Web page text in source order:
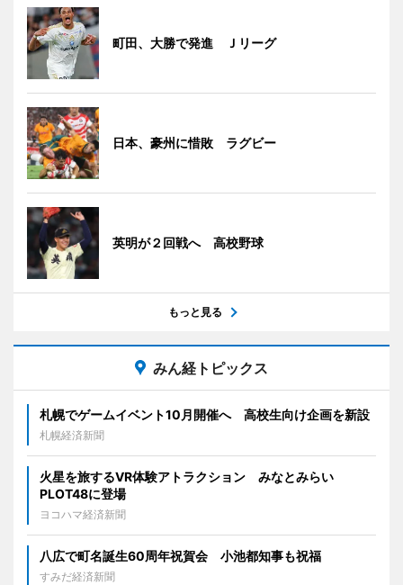
町田、大勝で発進 Ｊリーグ
日本、豪州に惜敗 ラグビー
英明が２回戦へ 高校野球
もっと見る
みん経トピックス
札幌でゲームイベント10月開催へ 高校生向け企画を新設
札幌経済新聞
火星を旅するVR体験アトラクション みなとみらい
PLOT48に登場
ヨコハマ経済新聞
八広で町名誕生60周年祝賀会 小池都知事も祝福
すみだ経済新聞